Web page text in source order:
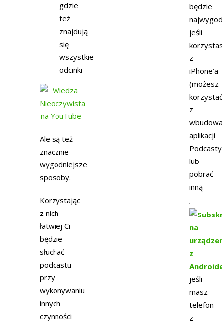
gdzie
też
znajdują
się
wszystkie
odcinki
Ale są też
znacznie
wygodniejsze
sposoby.
Korzystając
z nich
łatwiej Ci
będzie
słuchać
podcastu
przy
wykonywaniu
innych
czynności
będzie
jeśli
z
iPhone’a
(możesz
korzystać
z
aplikacji
Podcasty
lub
pobrać
inną
jeśli
masz
telefon
z